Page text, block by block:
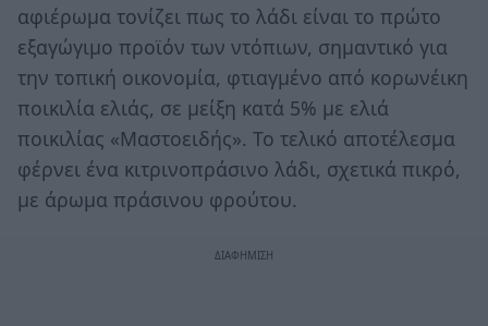
αφιέρωμα τονίζει πως το λάδι είναι το πρώτο
εξαγώγιμο προϊόν των ντόπιων, σημαντικό για
την τοπική οικονομία, φτιαγμένο από κορωνέικη
ποικιλία ελιάς, σε μείξη κατά 5% με ελιά
ποικιλίας «Μαστοειδής». Το τελικό αποτέλεσμα
φέρνει ένα κιτρινοπράσινο λάδι, σχετικά πικρό,
με άρωμα πράσινου φρούτου.